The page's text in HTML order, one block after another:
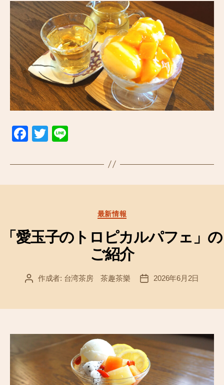
F
c
e
o
k
T
tt
er
e
カ
テ
ゴ
リ
ー
最新情報
「愛玉子のトロピカルパフェ」の
ご紹介
投 作成者: 台湾茶房 茶趣茶樂
投
2026年6月2日